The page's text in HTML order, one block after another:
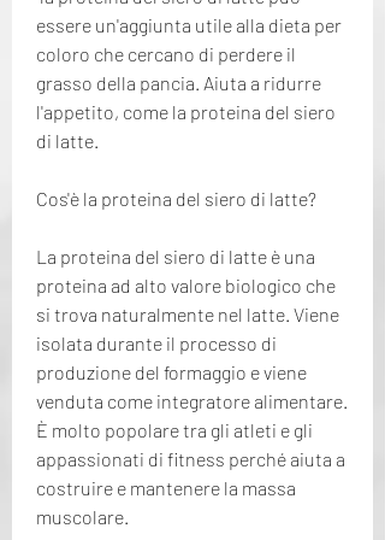
essere un'aggiunta utile alla dieta per
coloro che cercano di perdere il
grasso della pancia. Aiuta a ridurre
l'appetito, come la proteina del siero
di latte.
Cos'è la proteina del siero di latte?
La proteina del siero di latte è una
proteina ad alto valore biologico che
si trova naturalmente nel latte. Viene
isolata durante il processo di
produzione del formaggio e viene
venduta come integratore alimentare.
È molto popolare tra gli atleti e gli
appassionati di fitness perché aiuta a
costruire e mantenere la massa
muscolare.